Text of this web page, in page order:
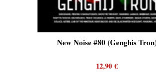
New Noise #80 (Genghis Tron)
12,90€